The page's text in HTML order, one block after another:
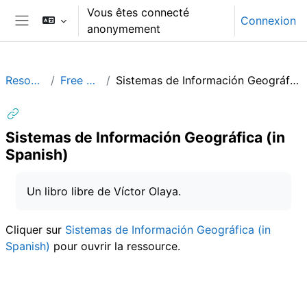
Passer au contenu principal
Panneau latéral
Vous êtes connecté
anonymement
Connexion
Resources Free Books Sistemas de Información Geográfica (in Spanish)
Sistemas de Información Geográfica (in
Spanish)
Un libro libre de Víctor Olaya.
Cliquer sur Sistemas de Información Geográfica (in
Spanish) pour ouvrir la ressource.